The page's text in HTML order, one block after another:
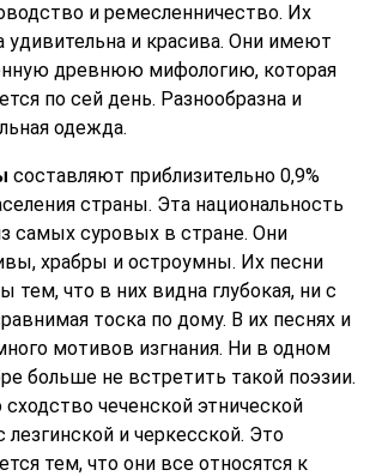
и ремесленничество. Их
удивительна и красива. Они имеют
древнюю мифологию, которая
по сей день. Разнообразна и
одежда.
составляют приблизительно 0,9%
страны. Эта национальность
самых суровых в стране. Они
храбры и остроумны. Их песни
тем, что в них видна глубокая, ни с
тоска по дому. В их песнях и
мотивов изгнания. Ни в одном
больше не встретить такой поэзии.
чеченской этнической
лезгинской и черкесской. Это
тем, что они все относятся к